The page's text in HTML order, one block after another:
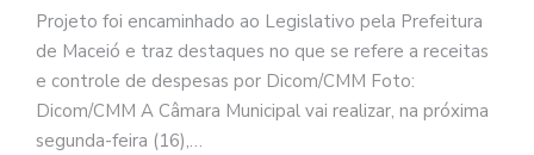
Projeto foi encaminhado ao Legislativo pela Prefeitura
de Maceió e traz destaques no que se refere a receitas
e controle de despesas por Dicom/CMM Foto:
Dicom/CMM A Câmara Municipal vai realizar, na próxima
segunda-feira (16),…